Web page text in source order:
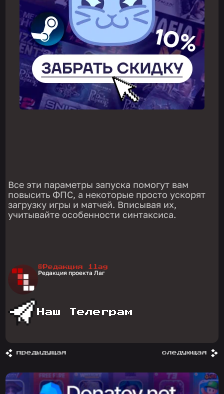
Все эти параметры запуска помогут вам
повысить ФПС, а некоторые просто ускорят
загрузку игры и матчей. Вписывая их,
учитывайте особенности синтаксиса.
@Редакция 1lag
Редакция проекта Лаг
Наш Телеграм
предыдущая следующая